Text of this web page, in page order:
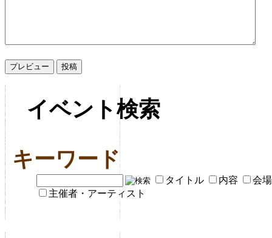
イベント検索
キーワード
タイトル 内容
会場
主催者・アーティスト